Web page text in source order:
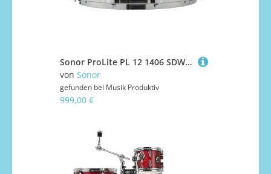
Sonor ProLite PL 12 1406 SDWD SNT Snow Tiger 14" x 6" Snare Drum
von Sonor
gefunden bei Musik Produktiv
999,00 €